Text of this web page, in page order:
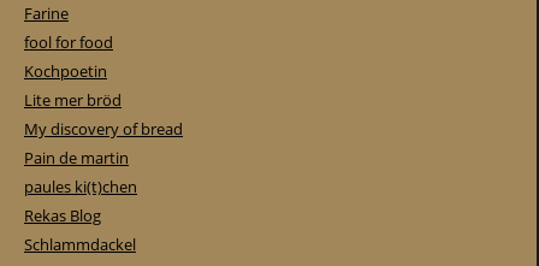
Farine
fool for food
Kochpoetin
Lite mer bröd
My discovery of bread
Pain de martin
paules ki(t)chen
Rekas Blog
Schlammdackel